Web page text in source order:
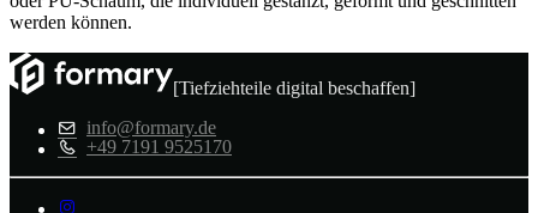
werden können.
[Tiefziehteile digital beschaffen]
info@formary.de
+49 7191 9525170